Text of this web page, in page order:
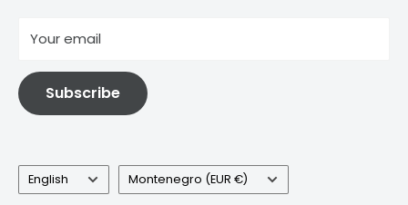
Информације о електричној и електронској опреми
Your email
Subscribe
Language
English Country/region
Montenegro (EUR €)